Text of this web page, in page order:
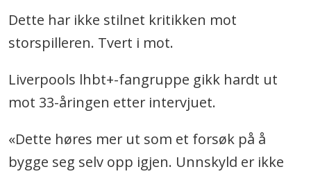
Dette har ikke stilnet kritikken mot
storspilleren. Tvert i mot.
Liverpools lhbt+-fangruppe gikk hardt ut
mot 33-åringen etter intervjuet.
«Dette høres mer ut som et forsøk på å
bygge seg selv opp igjen. Unnskyld er ikke